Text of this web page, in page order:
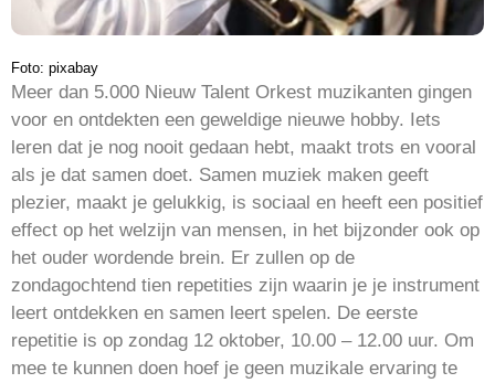
Foto: pixabay
Meer dan 5.000 Nieuw Talent Orkest muzikanten gingen
voor en ontdekten een geweldige nieuwe hobby. Iets
leren dat je nog nooit gedaan hebt, maakt trots en vooral
als je dat samen doet. Samen muziek maken geeft
plezier, maakt je gelukkig, is sociaal en heeft een positief
effect op het welzijn van mensen, in het bijzonder ook op
het ouder wordende brein. Er zullen op de
zondagochtend tien repetities zijn waarin je je instrument
leert ontdekken en samen leert spelen. De eerste
repetitie is op zondag 12 oktober, 10.00 – 12.00 uur. Om
mee te kunnen doen hoef je geen muzikale ervaring te